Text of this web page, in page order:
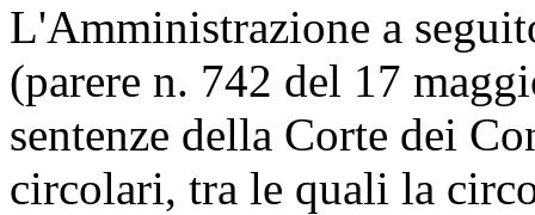
L'Amministrazione a
(parere n. 742 del 17
sentenze della Corte dei
circolari, tra le quali la